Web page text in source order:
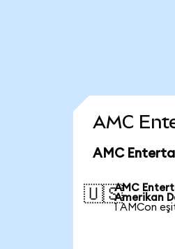
AMC
AMC
🇺🇸AMC
Amerikan
1 AMCon